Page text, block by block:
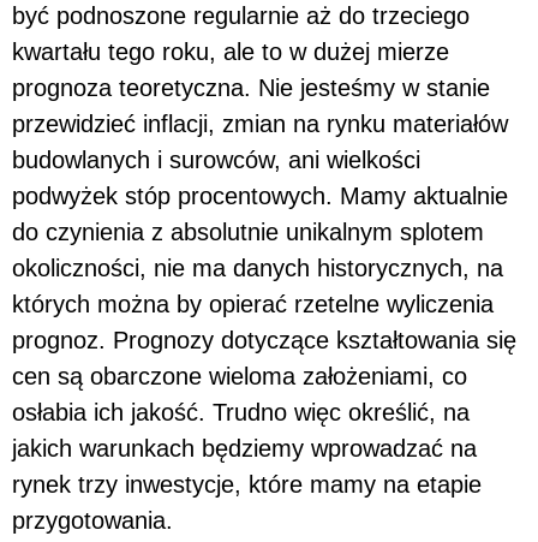
być podnoszone regularnie aż do trzeciego
kwartału tego roku, ale to w dużej mierze
prognoza teoretyczna. Nie jesteśmy w stanie
przewidzieć inflacji, zmian na rynku materiałów
budowlanych i surowców, ani wielkości
podwyżek stóp procentowych. Mamy aktualnie
do czynienia z absolutnie unikalnym splotem
okoliczności, nie ma danych historycznych, na
których można by opierać rzetelne wyliczenia
prognoz. Prognozy dotyczące kształtowania się
cen są obarczone wieloma założeniami, co
osłabia ich jakość. Trudno więc określić, na
jakich warunkach będziemy wprowadzać na
rynek trzy inwestycje, które mamy na etapie
przygotowania.